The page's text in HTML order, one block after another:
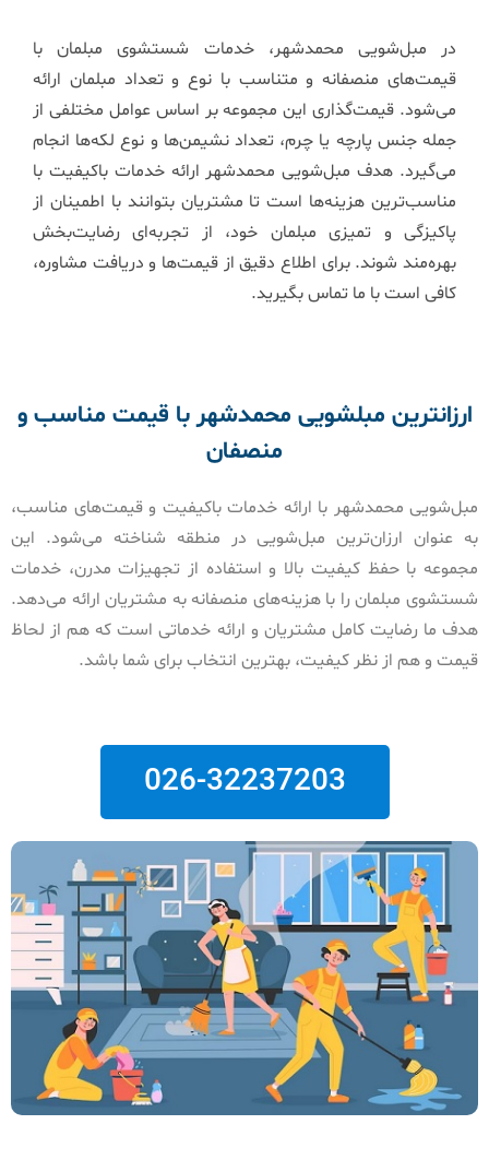
در مبل‌شویی محمدشهر، خدمات شستشوی مبلمان با
قیمت‌های منصفانه و متناسب با نوع و تعداد مبلمان ارائه
می‌شود. قیمت‌گذاری این مجموعه بر اساس عوامل مختلفی از
جمله جنس پارچه یا چرم، تعداد نشیمن‌ها و نوع لکه‌ها انجام
می‌گیرد. هدف مبل‌شویی محمدشهر ارائه خدمات باکیفیت با
مناسب‌ترین هزینه‌ها است تا مشتریان بتوانند با اطمینان از
پاکیزگی و تمیزی مبلمان خود، از تجربه‌ای رضایت‌بخش
بهره‌مند شوند. برای اطلاع دقیق از قیمت‌ها و دریافت مشاوره،
کافی است با ما تماس بگیرید.
ارزانترین مبلشویی محمدشهر با قیمت مناسب و
منصفان
مبل‌شویی محمدشهر با ارائه خدمات باکیفیت و قیمت‌های مناسب،
به عنوان ارزان‌ترین مبل‌شویی در منطقه شناخته می‌شود. این
مجموعه با حفظ کیفیت بالا و استفاده از تجهیزات مدرن، خدمات
شستشوی مبلمان را با هزینه‌های منصفانه به مشتریان ارائه می‌دهد.
هدف ما رضایت کامل مشتریان و ارائه خدماتی است که هم از لحاظ
قیمت و هم از نظر کیفیت، بهترین انتخاب برای شما باشد.
026-32237203